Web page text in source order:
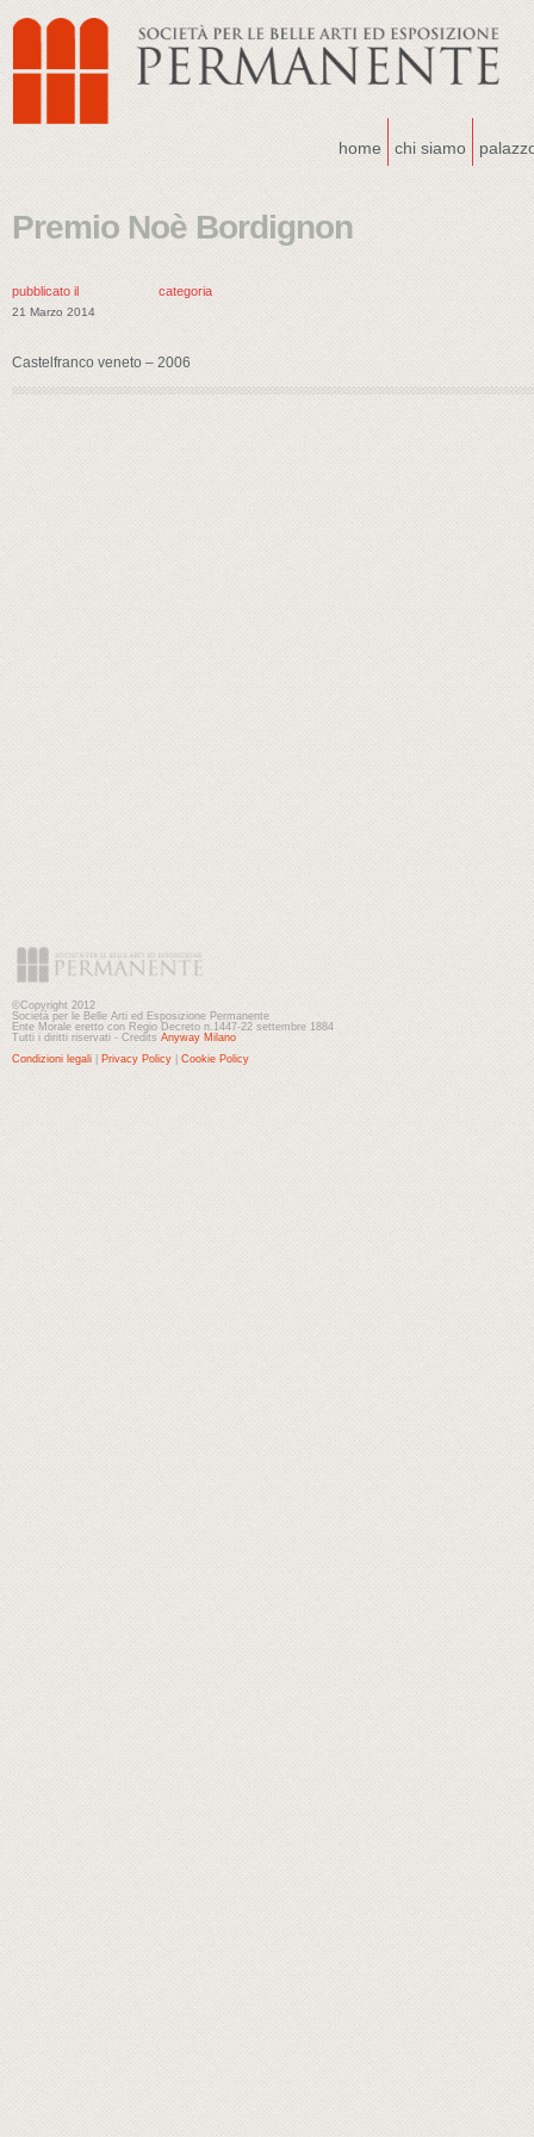
home chi siamo
Premio Noè Bordignon
pubblicato il
21 Marzo 2014
categoria
Castelfranco veneto – 2006
©Copyright 2012
Società per le Belle Arti ed Esposizione Permanente
Ente Morale eretto con Regio Decreto n.1447-22 settembre 1884
Tutti i diritti riservati - Credits Anyway Milano
Condizioni legali
Privacy Policy Cookie Policy